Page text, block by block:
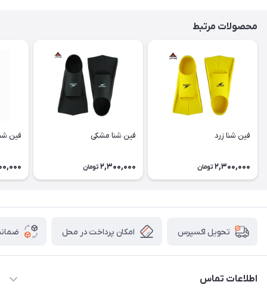
محصولات مرتبط
فین شنا زرد
2,300,000 تومان
فین شنا مشکی
2,300,000 تومان
فین
تحویل اکسپرس امکان پرداخت در محل
اطلاعات تماس